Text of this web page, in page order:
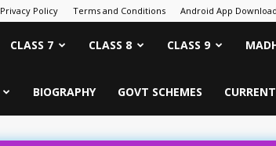
Privacy Policy Terms and Conditions Android App Download
CLASS 7 CLASS 8 CLASS 9
BIOGRAPHY GOVT SCHEMES